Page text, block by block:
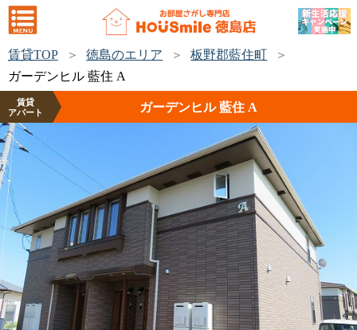
賃貸TOP 徳島のエリア
板野郡藍住町
ガーデンヒル 藍住 A
賃貸
アパート
ガーデンヒル 藍住 A